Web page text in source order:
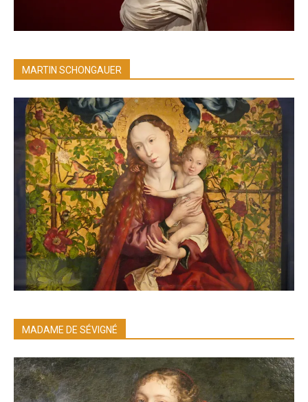
MARTIN SCHONGAUER
MADAME DE SÉVIGNÉ